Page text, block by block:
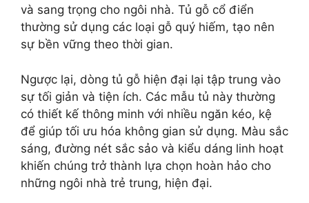
và sang trọng cho ngôi nhà. Tủ gỗ cổ điển
thường sử dụng các loại gỗ quý hiếm, tạo nên
sự bền vững theo thời gian.
Ngược lại, dòng tủ gỗ hiện đại lại tập trung vào
sự tối giản và tiện ích. Các mẫu tủ này thường
có thiết kế thông minh với nhiều ngăn kéo, kệ
để giúp tối ưu hóa không gian sử dụng. Màu sắc
sáng, đường nét sắc sảo và kiểu dáng linh hoạt
khiến chúng trở thành lựa chọn hoàn hảo cho
những ngôi nhà trẻ trung, hiện đại.